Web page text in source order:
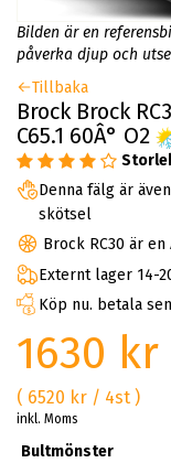
Bilden är en
påverka djup och
Tillbaka
Brock Brock
C65.1 60Â° O2
Denna fälg är
skötsel
Brock RC30 är
Externt lager 14-
Köp nu. betala
1630 kr
( 6520 kr / 4st )
inkl. Moms
Bultmönster